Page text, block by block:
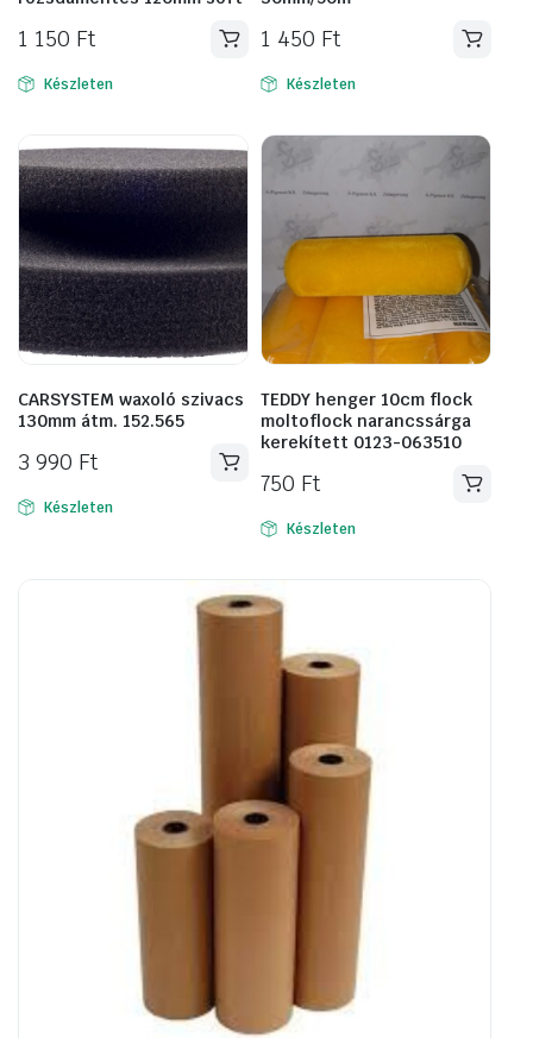
1 150 Ft
Készleten
1 450 Ft
Készleten
CARSYSTEM waxoló szivacs
130mm átm. 152.565
3 990 Ft
Készleten
TEDDY henger 10cm flock
moltoflock narancssárga
kerekített 0123-063510
750 Ft
Készleten